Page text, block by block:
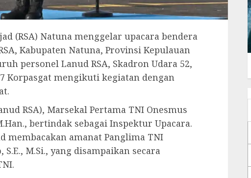
(RSA) Natuna menggelar upacara bendera
Kabupaten Natuna, Provinsi Kepulauan
personel Lanud RSA, Skadron Udara 52,
Korpasgat mengikuti kegiatan dengan
RSA), Marsekal Pertama TNI Onesmus
bertindak sebagai Inspektur Upacara.
membacakan amanat Panglima TNI
M.Si., yang disampaikan secara